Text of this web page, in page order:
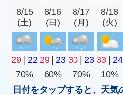
8/15
(土)
8/16
(日)
8/17
(月)
8/18
(火)
29 22 29 23 30 23 33 24
70%
60% 70% 10%
日付をタップすると、天